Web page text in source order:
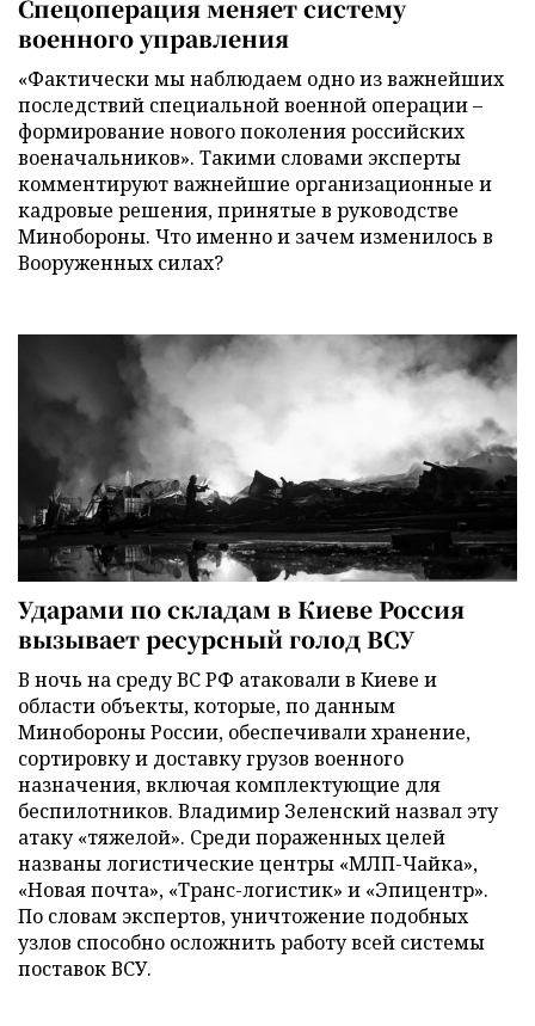
Спецоперация меняет систему
военного управления
«Фактически мы наблюдаем одно из важнейших
последствий специальной военной операции –
формирование нового поколения российских
военачальников». Такими словами эксперты
комментируют важнейшие организационные и
кадровые решения, принятые в руководстве
Минобороны. Что именно и зачем изменилось в
Вооруженных силах?
Ударами по складам в Киеве Россия
вызывает ресурсный голод ВСУ
В ночь на среду ВС РФ атаковали в Киеве и
области объекты, которые, по данным
Минобороны России, обеспечивали хранение,
сортировку и доставку грузов военного
назначения, включая комплектующие для
беспилотников. Владимир Зеленский назвал эту
атаку «тяжелой». Среди пораженных целей
названы логистические центры «МЛП-Чайка»,
«Новая почта», «Транс-логистик» и «Эпицентр».
По словам экспертов, уничтожение подобных
узлов способно осложнить работу всей системы
поставок ВСУ.